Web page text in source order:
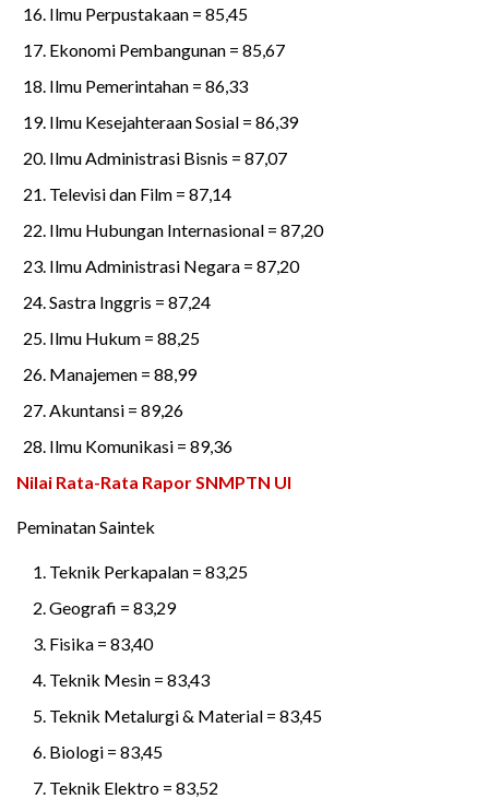
Ilmu Perpustakaan = 85,45
Ekonomi Pembangunan = 85,67
Ilmu Pemerintahan = 86,33
Ilmu Kesejahteraan Sosial = 86,39
Ilmu Administrasi Bisnis = 87,07
Televisi dan Film = 87,14
Ilmu Hubungan Internasional = 87,20
Ilmu Administrasi Negara = 87,20
Sastra Inggris = 87,24
Ilmu Hukum = 88,25
Manajemen = 88,99
Akuntansi = 89,26
Ilmu Komunikasi = 89,36
Nilai Rata-Rata Rapor SNMPTN UI
Peminatan Saintek
Teknik Perkapalan = 83,25
Geografi = 83,29
Fisika = 83,40
Teknik Mesin = 83,43
Teknik Metalurgi & Material = 83,45
Biologi = 83,45
Teknik Elektro = 83,52